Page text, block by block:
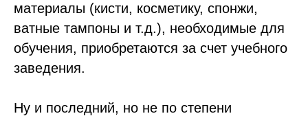
материалы (кисти, косметику, спонжи,
ватные тампоны и т.д.), необходимые для
обучения, приобретаются за счет учебного
заведения.
Ну и последний, но не по степени